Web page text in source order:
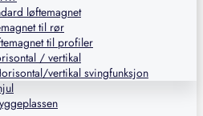
løftemagnet
til rør
til profiler
/ vertikal
vertikal svingfunksjon